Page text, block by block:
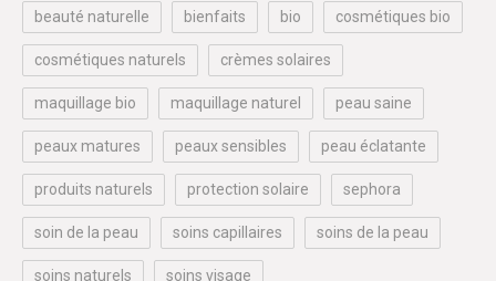
beauté naturelle bienfaits bio cosmétiques bio
cosmétiques naturels crèmes solaires
maquillage bio maquillage naturel peau saine
peaux matures peaux sensibles peau éclatante
produits naturels protection solaire sephora
soin de la peau soins capillaires soins de la peau
soins naturels soins visage